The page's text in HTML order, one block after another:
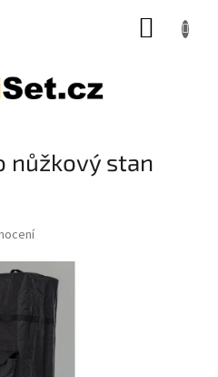
nůžkový stan
z 5 hvězdiček.